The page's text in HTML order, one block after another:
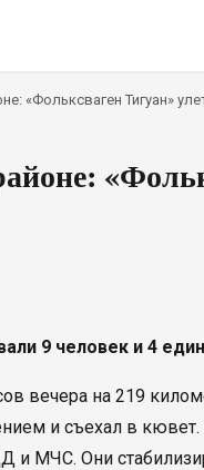
«Фольксваген Тигуан»
9 человек и 4
вечера на 219
и съехал в
МЧС. Они